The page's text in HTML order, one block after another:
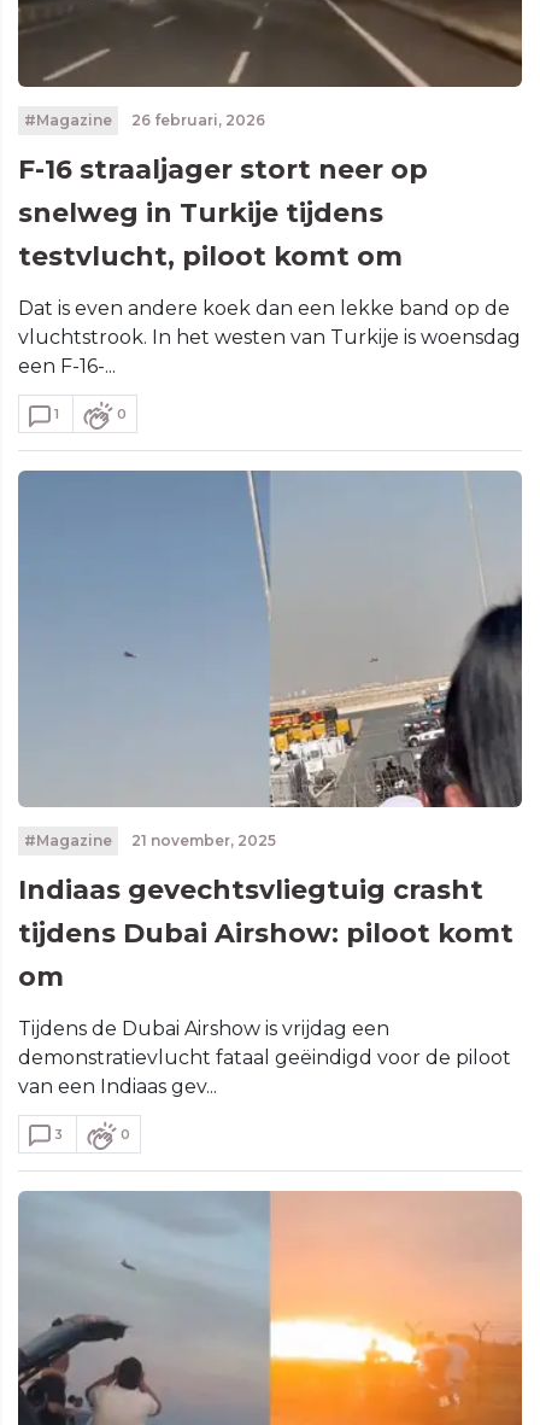
#Magazine 26 februari, 2026
F-16 straaljager stort neer op
snelweg in Turkije tijdens
testvlucht, piloot komt om
Dat is even andere koek dan een lekke band op de
vluchtstrook. In het westen van Turkije is woensdag
een F-16-...
1 0
#Magazine 21 november, 2025
Indiaas gevechtsvliegtuig crasht
tijdens Dubai Airshow: piloot komt
om
Tijdens de Dubai Airshow is vrijdag een
demonstratievlucht fataal geëindigd voor de piloot
van een Indiaas gev...
3 0